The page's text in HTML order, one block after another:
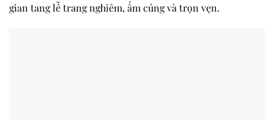
gian tang lễ trang nghiêm, ấm cúng và trọn vẹn.